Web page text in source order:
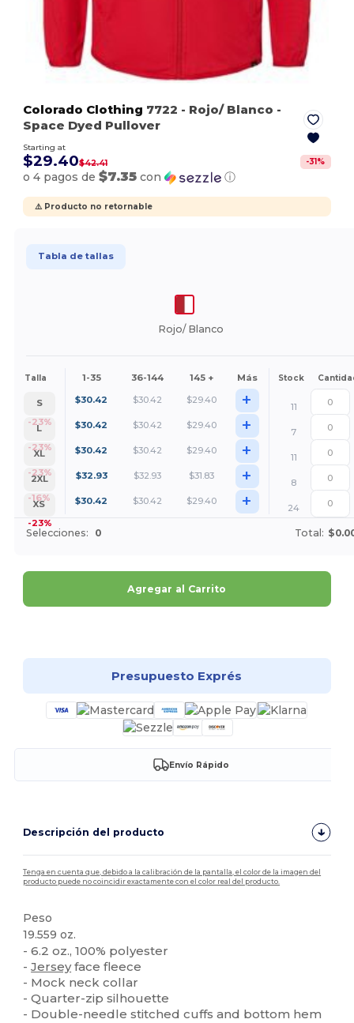
Colorado Clothing 7722 - Rojo/ Blanco -
Space Dyed Pullover
Starting at
$29.40$42.41 -31 %
o 4 pagos de$7.35 con ⓘ
⚠️ Producto no retornable
Tabla de tallas
Rojo/ Blanco
Talla 1-35 36-144 145 + Más Stock
S
-23%
$30.42 $30.42 $29.40 +
11
L
-23%
$30.42 $30.42 $29.40 +
7
XL
-23%
$30.42 $30.42 $29.40 +
11
2XL
-16%
$32.93 $32.93 $31.83 +
8
XS
-23%
$30.42 $30.42 $29.40 + 24
Selecciones: 0 Total:
Agregar al Carrito
Presupuesto Exprés
Envío Rápido
Descripción del producto
Tenga en cuenta que, debido a la calibración de la pantalla, el color de la imagen del
producto puede no coincidir exactamente con el color real del producto.
Peso
19.559 oz.
- 6.2 oz., 100% polyester
-Jerseyface fleece
- Mock neck collar
- Quarter-zip silhouette
- Double-needle stitched cuffs and bottom hem